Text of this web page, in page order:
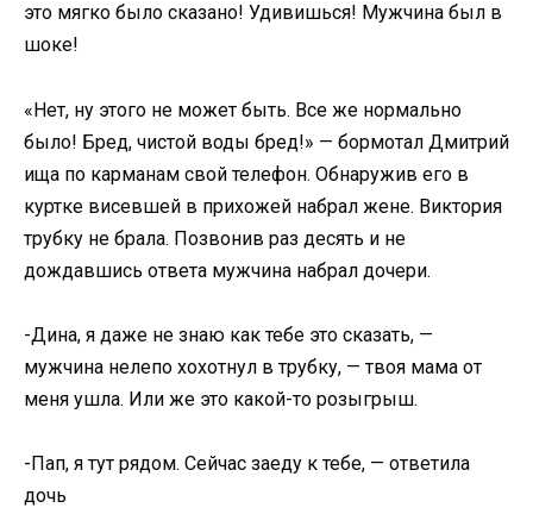
это мягко было сказано! Удивишься! Мужчина был в
шоке!
«Нет, ну этого не может быть. Все же нормально
было! Бред, чистой воды бред!» — бормотал Дмитрий
ища по карманам свой телефон. Обнаружив его в
куртке висевшей в прихожей набрал жене. Виктория
трубку не брала. Позвонив раз десять и не
дождавшись ответа мужчина набрал дочери.
-Дина, я даже не знаю как тебе это сказать, —
мужчина нелепо хохотнул в трубку, — твоя мама от
меня ушла. Или же это какой-то розыгрыш.
-Пап, я тут рядом. Сейчас заеду к тебе, — ответила
дочь